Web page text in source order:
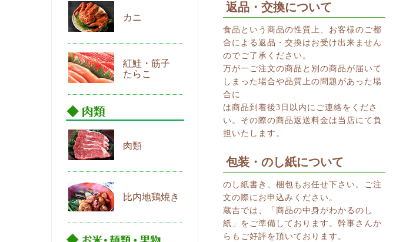
カニ
紅鮭・筋子
たらこ
肉類
比内地鶏焼き
返品・交換について
食品という商品の性質上、お客様のご都
合による返品・交換はお受け出来ません
のでご了承ください。
万が一ご注文の商品と別の商品が届いて
しまった場合や品質上の問題があった場
合に
は商品到着後3日以内にご連絡をくださ
い。その際の商品返送料金は当店にて負
担いたします。
包装・のし紙について
のし紙書き、梱包もお任せ下さい。ご注
文の際にお申込みください。
蔵吉では、「商品の中身がわかるのし
紙」をご準備しております。幹事さんか
らもご好評を頂いております。